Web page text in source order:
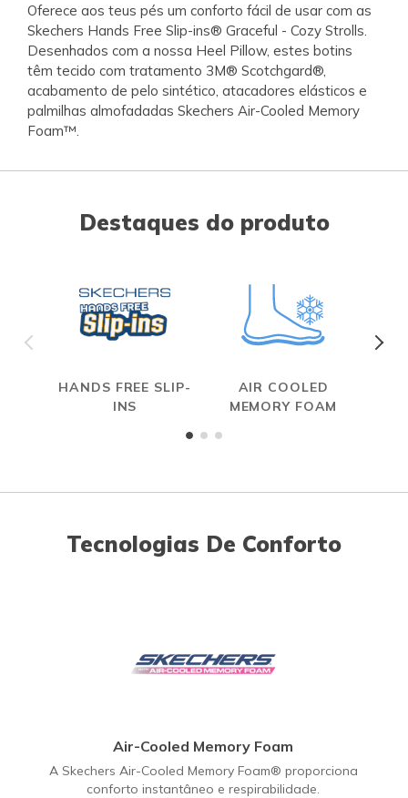
Oferece aos teus pés um conforto fácil de usar com as
Skechers Hands Free Slip-ins® Graceful - Cozy Strolls.
Desenhados com a nossa Heel Pillow, estes botins
têm tecido com tratamento 3M® Scotchgard®,
acabamento de pelo sintético, atacadores elásticos e
palmilhas almofadadas Skechers Air-Cooled Memory
Foam™.
Destaques do produto
HANDS FREE SLIP-
INS
AIR COOLED
MEMORY FOAM
Tecnologias De Conforto
Air-Cooled Memory Foam
A Skechers Air-Cooled Memory Foam® proporciona
conforto instantâneo e respirabilidade.